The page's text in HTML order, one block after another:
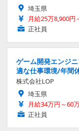
埼玉県
月給25万8,900円
正社員
ゲーム開発エンジ
適な仕事環境/年間
株式会社LOP
埼玉県
月給34万円～60
正社員